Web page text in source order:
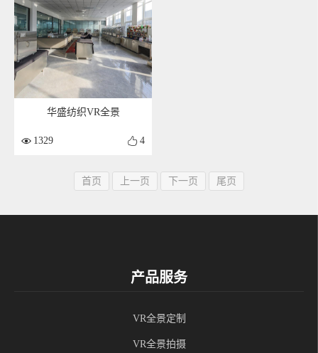
华盛纺织VR全景
1329 4
首页 上一页 下一页 尾页
产品服务
VR全景定制
VR全景拍摄